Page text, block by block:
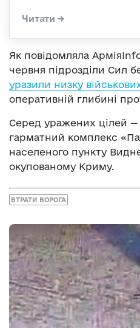
Як повідомляла
червня підрозділи Сил
уразили низку
оперативній глибині
Серед уражених цілей —
гарматний комплекс
населеного пункту
окупованому Криму.
ВТРАТИ ВОРОГА